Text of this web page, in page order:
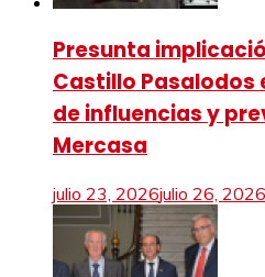
Presunta
Castillo
de influencias y
Mercasa
julio 23, 2026julio 26, 2026